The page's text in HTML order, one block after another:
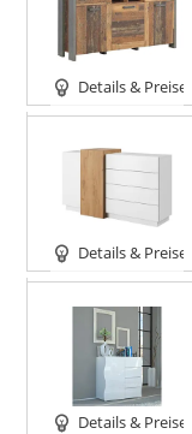
Details & Preise
Details & Preise
Details & Preise